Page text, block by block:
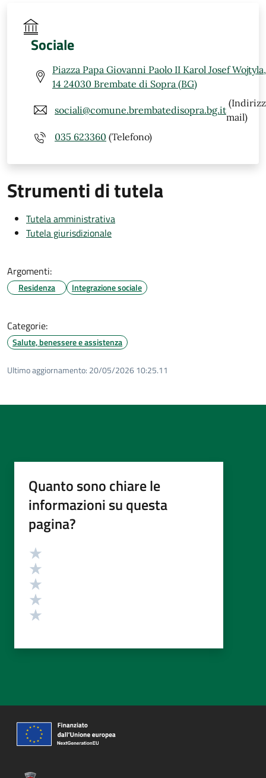
Sociale
Piazza Papa Giovanni Paolo II Karol Josef Wojtyla,
14 24030 Brembate di Sopra (BG)
sociali@comune.brembatedisopra.bg.it
mail)
035 623360 (Telefono)
Strumenti di tutela
Tutela amministrativa
Tutela giurisdizionale
Argomenti:
Residenza Integrazione sociale
Categorie:
Salute, benessere e assistenza
Ultimo aggiornamento: 20/05/2026 10:25.11
Quanto sono chiare le
informazioni su questa
pagina?
Valutazione